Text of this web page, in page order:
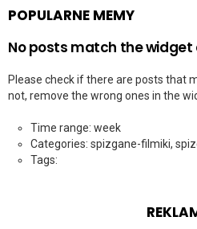
POPULARNE MEMY
No posts match the widget
Please check if there are posts that
not, remove the wrong ones in the
Time range: week
Categories: spizgane-filmiki,
Tags: